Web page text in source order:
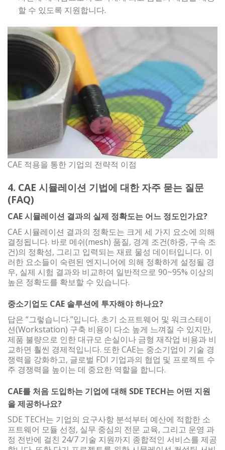
할 수 있도록 지원합니다.
CAE 적용을 통한 기업의 전략적 이점
4. CAE 시뮬레이션 기법에 대한 자주 묻는 질문
(FAQ)
CAE 시뮬레이션 결과의 실제 정확도는 어느 정도인가요?
CAE 시뮬레이션 결과의 정확도는 크게 세 가지 요소에 의해
결정됩니다. 바로 메쉬(mesh) 품질, 경계 조건(하중, 구속 조
건)의 정확성, 그리고 입력되는 재료 물성 데이터입니다. 이
러한 요소들이 숙련된 엔지니어에 의해 정확하게 설정될 경
우, 실제 시험 결과와 비교하여 일반적으로 90~95% 이상의
높은 정확도를 확보할 수 있습니다.
중소기업도 CAE 솔루션에 투자해야 하나요?
답은 “그렇습니다.”입니다. 초기 소프트웨어 및 워크스테이
션(Workstation) 구축 비용이 다소 높게 느껴질 수 있지만,
제품 불량으로 인한 대규모 손실이나 금형 재작업 비용과 비
교하면 훨씬 경제적입니다. 또한 CAE는 중소기업이 기술 경
쟁력을 강화하고, 글로벌 FDI 기업과의 협업 및 프로젝트 수
주 경쟁력을 높이는 데 중요한 역할을 합니다.
CAE를 처음 도입하는 기업에 대해 SDE TECH는 어떤 지원
을 제공하나요?
SDE TECH는 기업의 요구사항 분석부터 예산에 적합한 소
프트웨어 모듈 선정, 실무 중심의 전문 교육, 그리고 운영 과
정 전반에 걸친 24/7 기술 지원까지 종합적인 서비스를 제공